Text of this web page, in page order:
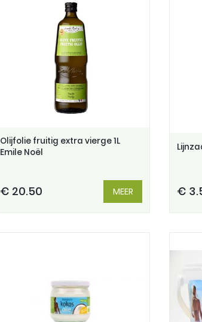
Olijfolie fruitig extra vierge 1L
Emile Noël
€ 20.50 MEER €